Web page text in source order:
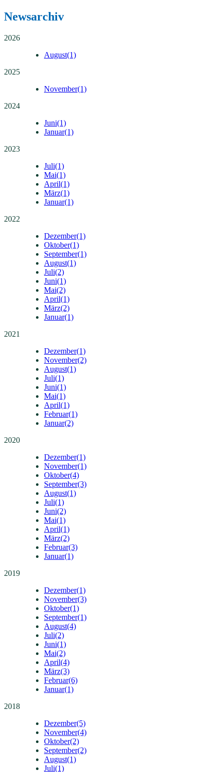
Newsarchiv
2026
August(1)
2025
November(1)
2024
Juni(1)
Januar(1)
2023
Juli(1)
Mai(1)
April(1)
März(1)
Januar(1)
2022
Dezember(1)
Oktober(1)
September(1)
August(1)
Juli(2)
Juni(1)
Mai(2)
April(1)
März(2)
Januar(1)
2021
Dezember(1)
November(2)
August(1)
Juli(1)
Juni(1)
Mai(1)
April(1)
Februar(1)
Januar(2)
2020
Dezember(1)
November(1)
Oktober(4)
September(3)
August(1)
Juli(1)
Juni(2)
Mai(1)
April(1)
März(2)
Februar(3)
Januar(1)
2019
Dezember(1)
November(3)
Oktober(1)
September(1)
August(4)
Juli(2)
Juni(1)
Mai(2)
April(4)
März(3)
Februar(6)
Januar(1)
2018
Dezember(5)
November(4)
Oktober(2)
September(2)
August(1)
Juli(1)